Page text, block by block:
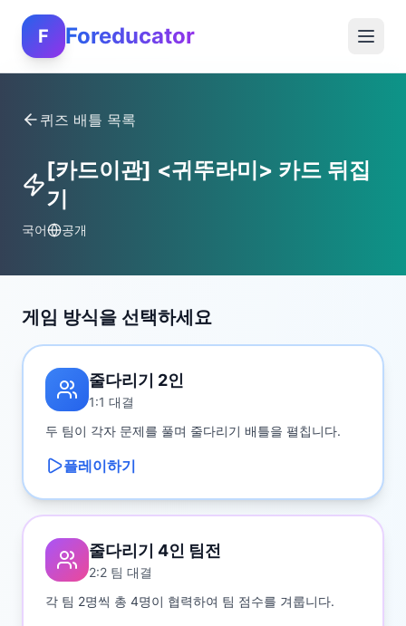
F Foreducator
퀴즈 배틀 목록
[카드이관] <귀뚜라미> 카드 뒤집
기
국어 공개
게임 방식을 선택하세요
줄다리기 2인
1:1 대결
두 팀이 각자 문제를 풀며 줄다리기 배틀을 펼칩니다.
플레이하기
줄다리기 4인 팀전
2:2 팀 대결
각 팀 2명씩 총 4명이 협력하여 팀 점수를 겨룹니다.